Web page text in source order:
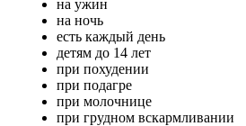
на ужин
на ночь
есть каждый день
детям до 14 лет
при похудении
при подагре
при молочнице
при грудном вскармливании